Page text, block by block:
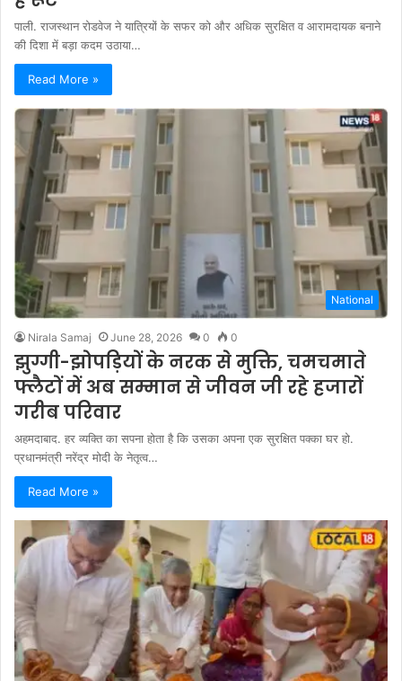
पाली. राजस्थान रोडवेज ने यात्रियों के सफर को और अधिक सुरक्षित व आरामदायक बनाने
की दिशा में बड़ा कदम उठाया…
Read More »
National
Nirala Samaj June 28, 2026 0 0
झुग्गी-झोपड़ियों के नरक से मुक्ति, चमचमाते
फ्लैटों में अब सम्मान से जीवन जी रहे हजारों
गरीब परिवार
अहमदाबाद. हर व्यक्ति का सपना होता है कि उसका अपना एक सुरक्षित पक्का घर हो.
प्रधानमंत्री नरेंद्र मोदी के नेतृत्व…
Read More »